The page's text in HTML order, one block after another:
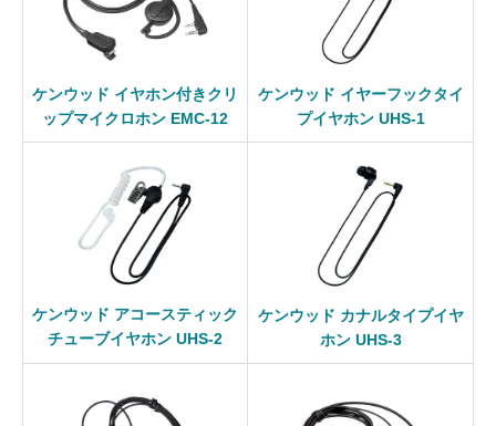
ケンウッド イヤホン付きクリ
ップマイクロホン EMC-12
ケンウッド イヤーフックタイ
プイヤホン UHS-1
ケンウッド アコースティック
チューブイヤホン UHS-2
ケンウッド カナルタイプイヤ
ホン UHS-3